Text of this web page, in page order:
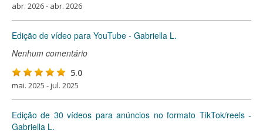
abr. 2026 - abr. 2026
Edição de vídeo para YouTube - Gabriella L.
Nenhum comentário
5.0
mai. 2025 - jul. 2025
Edição de 30 vídeos para anúncios no formato TikTok/reels -
Gabriella L.